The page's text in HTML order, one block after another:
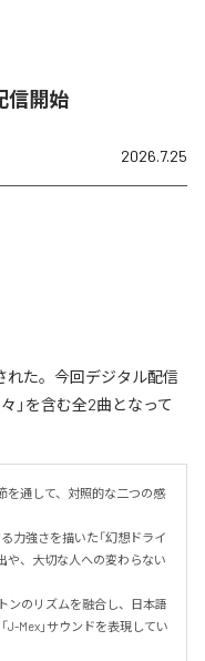
信開始
2026.7.25
れた。今回デジタル配信
」を含む全2曲となって
を通して、対照的な二つの感
力強さを描いた「幻想ドライ
や、大切な人への変わらない
ンのリズムを融合し、日本語
J-Mex」サウンドを表現してい